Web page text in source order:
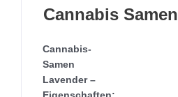
Cannabis Samen
Cannabis-
Samen
Lavender –